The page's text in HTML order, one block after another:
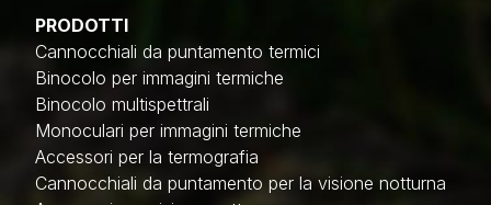
PRODOTTI
Cannocchiali da puntamento termici
Binocolo per immagini termiche
Binocolo multispettrali
Monoculari per immagini termiche
Accessori per la termografia
Cannocchiali da puntamento per la visione notturna